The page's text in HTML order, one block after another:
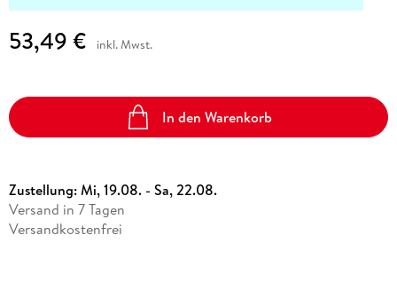
53,49 € inkl. Mwst.
In den Warenkorb
Zustellung:Mi, 19.08. - Sa, 22.08.
Versand in 7 Tagen
Versandkostenfrei